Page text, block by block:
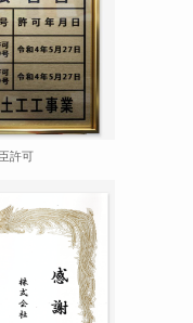
許可